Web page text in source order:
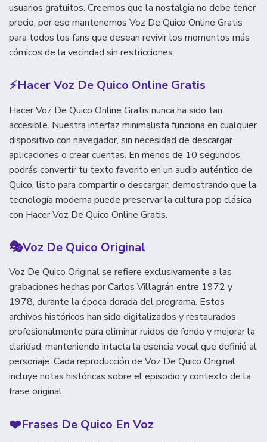
usuarios gratuitos. Creemos que la nostalgia no debe tener
precio, por eso mantenemos Voz De Quico Online Gratis
para todos los fans que desean revivir los momentos más
cómicos de la vecindad sin restricciones.
⚡Hacer Voz De Quico Online Gratis
Hacer Voz De Quico Online Gratis nunca ha sido tan
accesible. Nuestra interfaz minimalista funciona en cualquier
dispositivo con navegador, sin necesidad de descargar
aplicaciones o crear cuentas. En menos de 10 segundos
podrás convertir tu texto favorito en un audio auténtico de
Quico, listo para compartir o descargar, demostrando que la
tecnología moderna puede preservar la cultura pop clásica
con Hacer Voz De Quico Online Gratis.
🎭Voz De Quico Original
Voz De Quico Original se refiere exclusivamente a las
grabaciones hechas por Carlos Villagrán entre 1972 y
1978, durante la época dorada del programa. Estos
archivos históricos han sido digitalizados y restaurados
profesionalmente para eliminar ruidos de fondo y mejorar la
claridad, manteniendo intacta la esencia vocal que definió al
personaje. Cada reproducción de Voz De Quico Original
incluye notas históricas sobre el episodio y contexto de la
frase original.
❤️Frases De Quico En Voz